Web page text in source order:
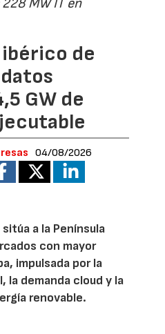
MW IT en
de
GW de
04/08/2026
a la Península
con mayor
impulsada por la
demanda cloud y la
renovable.